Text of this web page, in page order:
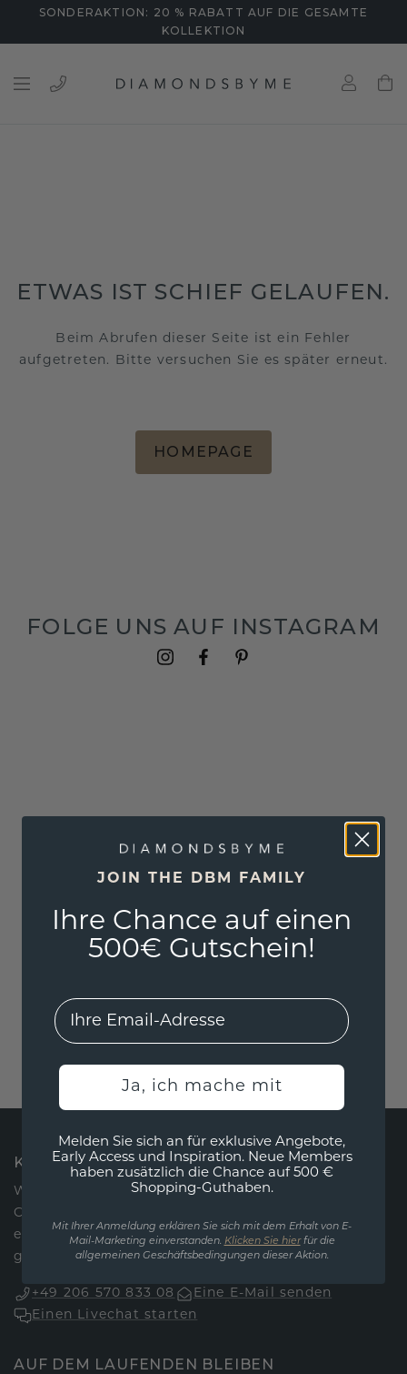
SONDERAKTION: 20 % RABATT AUF DIE GESAMTE
KOLLEKTION
ETWAS IST SCHIEF GELAUFEN.
Beim Abrufen dieser Seite ist ein Fehler
aufgetreten. Bitte versuchen Sie es später erneut.
HOMEPAGE
FOLGE UNS AUF INSTAGRAM
KONTAKT
Wir sind jeden Montag bis Freitag über unseren
Chat oder per Telefon von 09:00 bis 17:00 Uhr
erreichbar. Samstag und Sonntag sind wir
geschlossen.
+49 206 570 833 08
Eine E-Mail senden
Einen Livechat starten
AUF DEM LAUFENDEN BLEIBEN
JOIN THE DBM FAMILY
Ihre Chance auf einen
500€ Gutschein!
EMail
Ja, ich mache mit
Melden Sie sich an für exklusive Angebote,
Early Access und Inspiration. Neue Members
haben zusätzlich die Chance auf 500 €
Shopping-Guthaben.
Mit Ihrer Anmeldung erklären Sie sich mit dem Erhalt von E-
Mail-Marketing einverstanden. Klicken Sie hierfür die
allgemeinen Geschäftsbedingungen dieser Aktion.